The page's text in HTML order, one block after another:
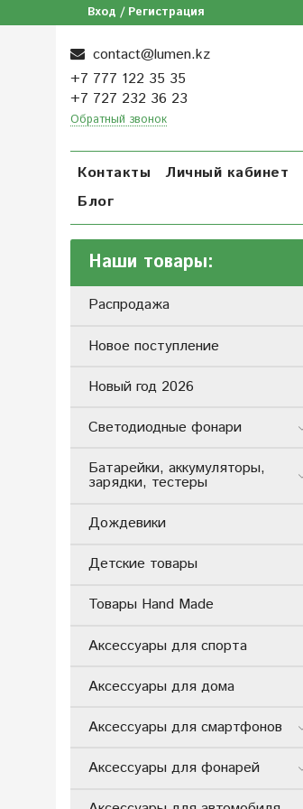
Вход / Регистрация
contact@lumen.kz
+7 777 122 35 35
+7 727 232 36 23
Обратный звонок
Контакты Личный кабинет
Блог
Наши товары:
Распродажа
Новое поступление
Новый год 2026
Светодиодные фонари
Батарейки, аккумуляторы,
зарядки, тестеры
Дождевики
Детские товары
Товары Hand Made
Аксессуары для спорта
Аксессуары для дома
Аксессуары для смартфонов
Аксессуары для фонарей